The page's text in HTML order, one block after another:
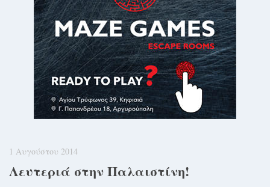
1 Αυγούστου 2014
Λευτεριά στην Παλαιστίνη!